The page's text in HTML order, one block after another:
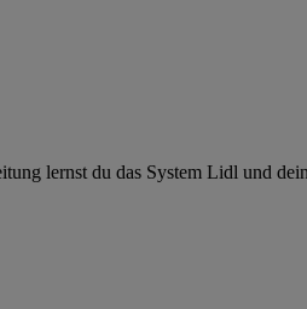
lernst du das System Lidl und
Erstellung von Profilen für